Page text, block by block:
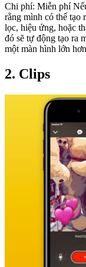
Chi phí: Miễn phí Nếu bạn lần đầu tiên làm quen với chỉnh sửa video, iMovie của Apple là một lựa chọn tốt nhất. Một trong những lý do chính cho điều này chính là hoàn toán miễn phí, bạn sẽ không thể nghĩ
rằng mình có thể tạo ra những kiệt tác video một cách
lọc, hiệu ứng, hoặc
đó sẽ tự động tạo ra một trailer video chuyên nghiệp
một màn hình lớn
2. Clips